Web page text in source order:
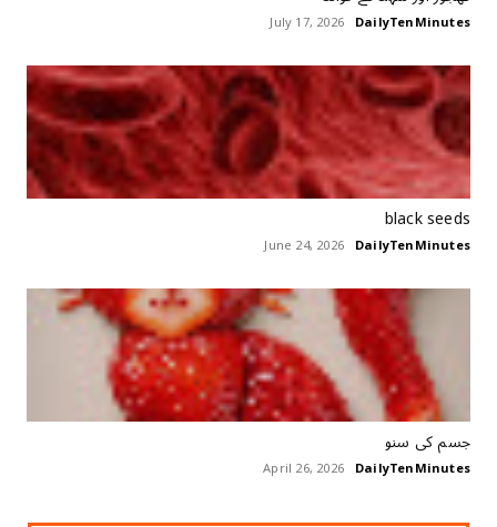
DailyTenMinutes
July 17, 2026
black seeds
DailyTenMinutes
June 24, 2026
جسم کی سنو
DailyTenMinutes
April 26, 2026